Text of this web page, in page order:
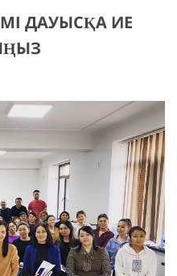
ДАУЫСҚА ИЕ